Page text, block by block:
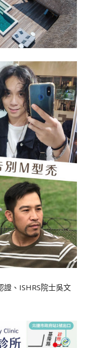
證、ISHRS院士吳文